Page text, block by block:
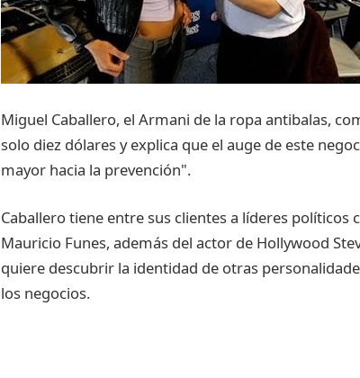
Miguel Caballero, el Armani de la ropa antibalas,
solo diez dólares y explica que el auge de este
mayor hacia la prevención".
Caballero tiene entre sus clientes a líderes políticos
Mauricio Funes, además del actor de Hollywood
quiere descubrir la identidad de otras
los negocios.